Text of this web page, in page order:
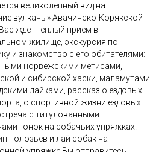
великолепный вид на
вулканы» Авачинско-Корякской
ждет теплый прием в
жилище, экскурсия по
и знакомство с его обитателями:
норвежскими метисами,
и сибирской хаски, маламутами
лайками, рассказ о ездовых
о спортивной жизни ездовых
с титулованными
гонок на собачьих упряжках.
полозьев и лай собак на